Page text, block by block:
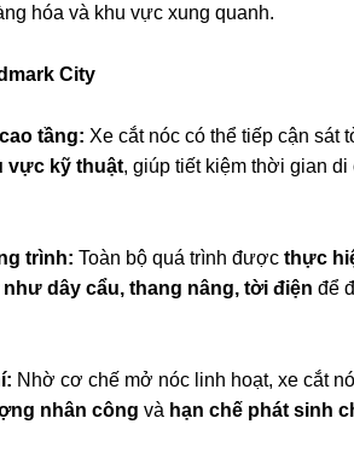
hóa và khu vực xung quanh.
City
tầng: Xe cắt nóc có thể tiếp cận sát
vực kỹ thuật, giúp tiết kiệm thời gian di
trình: Toàn bộ quá trình được thực
dây cẩu, thang nâng, tời điện để
Nhờ cơ chế mở nóc linh hoạt, xe cắt
nhân công và hạn chế phát sinh